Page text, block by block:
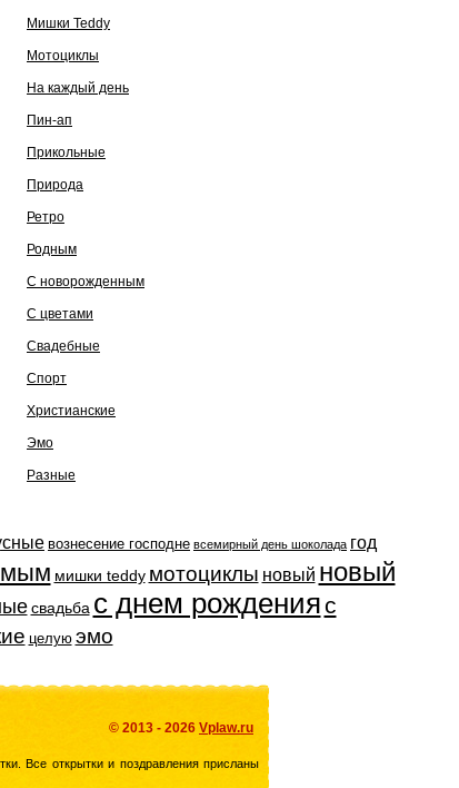
Мишки Teddy
Мотоциклы
На каждый день
Пин-ап
Прикольные
Природа
Ретро
Родным
С новорожденным
С цветами
Свадебные
Спорт
Христианские
Эмо
Разные
вознесение господне всемирный день шоколада год
мишки teddy мотоциклы новый новый
свадьба с днем рожденияс
целую эмо
© 2013 - 2026 Vplaw.ru
Все открытки и поздравления присланы